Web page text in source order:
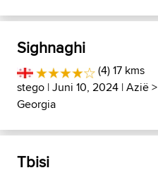
Sighnaghi
(4) 17 kms
stego | Juni 10, 2024 |Azië>
Georgia
Tbisi